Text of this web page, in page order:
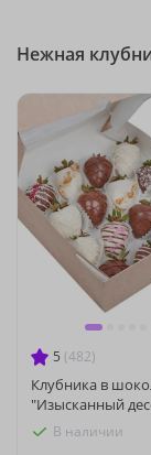
Нежная
5 (482)
Клубника в
"Изысканный
В наличии